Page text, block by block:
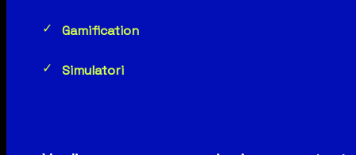
Gamification
Simulatori